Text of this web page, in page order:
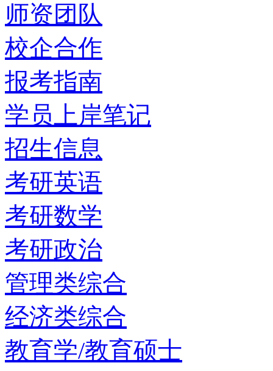
师资团队
校企合作
报考指南
学员上岸笔记
招生信息
考研英语
考研数学
考研政治
管理类综合
经济类综合
教育学/教育硕士